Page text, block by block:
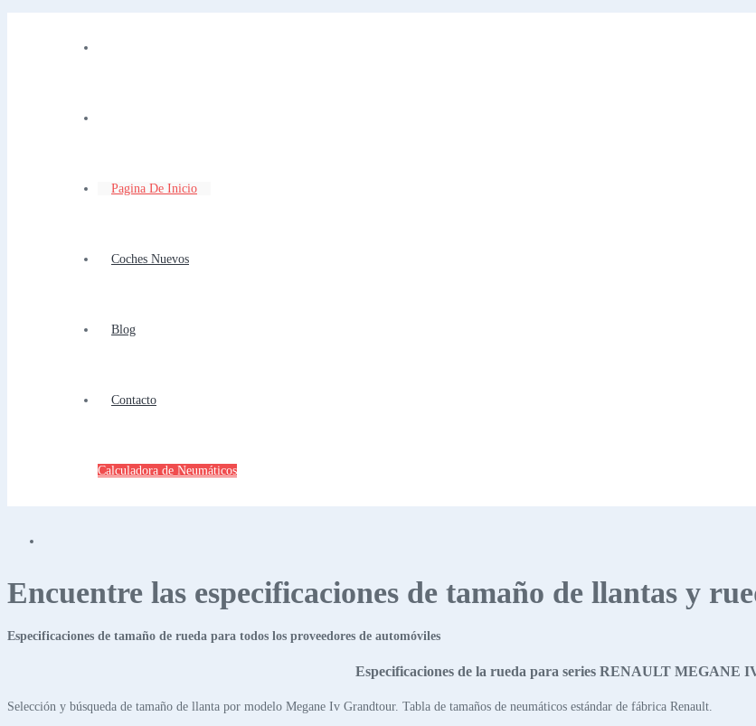
Pagina De Inicio
Coches Nuevos
Blog
Contacto
Calculadora de Neumáticos
Encuentre las especificaciones de tamaño de llantas y
Especificaciones de tamaño de rueda para todos los proveedores de automóviles
Especificaciones de la rueda para series RENAULT MEGANE
Selección y búsqueda de tamaño de llanta por modelo Megane Iv Grandtour. Tabla de tamaños de neumáticos estándar de fábrica Renault.